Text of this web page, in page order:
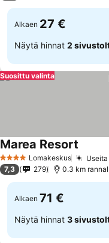
Alkaen 27 €
Näytä hinnat 2
Suosittu valinta
4 TähtiluokitusLomakeskus
Marea Resort
7,3 279 0.3 km
Alkaen 71 €
Näytä hinnat 3